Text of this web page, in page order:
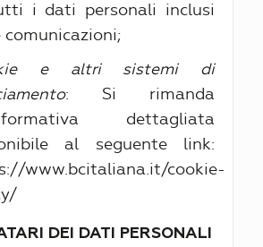
i dati personali inclusi
comunicazioni;
e altri sistemi di
: Si rimanda
dettagliata
al seguente link:
www.bcitaliana.it/cookie-
DEI DATI PERSONALI